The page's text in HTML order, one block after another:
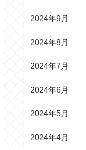
2024年9月
2024年8月
2024年7月
2024年6月
2024年5月
2024年4月